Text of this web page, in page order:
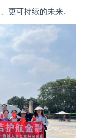
更可持续的未来。